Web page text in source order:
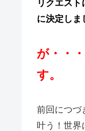
リクエス
に決定しま
が・・
す。
前回につづ
叶う！世界